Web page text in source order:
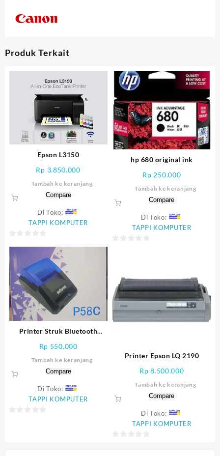
Produk Terkait
Epson L3150
Rp 3.850.000
Tambah ke keranjang
Compare
Di Toko:
TAPPI KOMPUTER
out
of
5
hp 680 original ink
Rp 250.000
Tambah ke keranjang
Compare
Di Toko:
TAPPI KOMPUTER
Printer Struk Bluetooth
Rp 550.000
Tambah ke keranjang
Compare
Di Toko:
TAPPI KOMPUTER
Printer Epson LQ 2190
Rp 8.500.000
Tambah ke keranjang
Compare
Di Toko:
TAPPI KOMPUTER